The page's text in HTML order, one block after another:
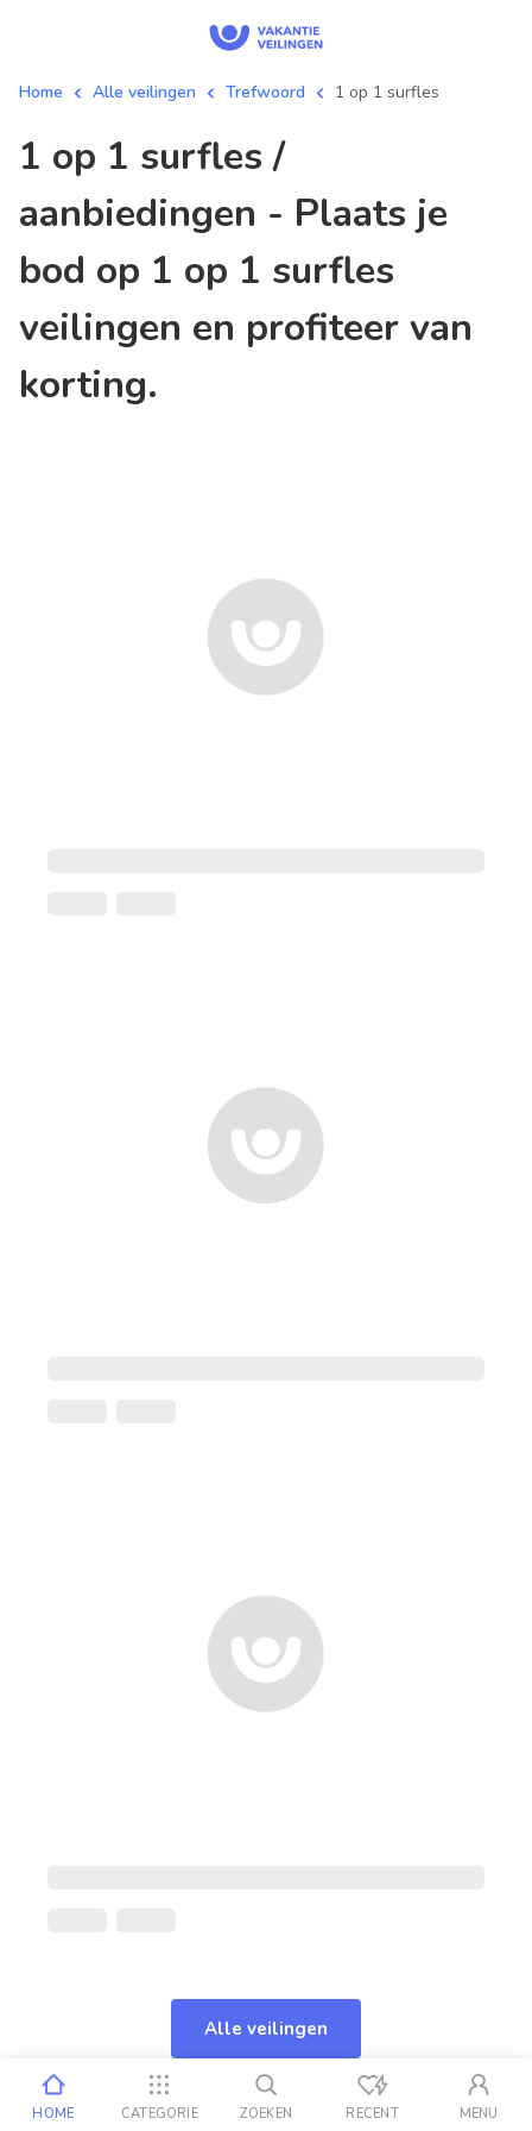
Home Alle veilingen Trefwoord 1 op 1 surfles
1 op 1 surfles /
aanbiedingen - Plaats je
bod op 1 op 1 surfles
veilingen en profiteer van
korting.
Alle veilingen
HOME CATEGORIE ZOEKEN RECENT MENU